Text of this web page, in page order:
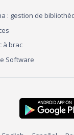
: gestion de
à brac
Software